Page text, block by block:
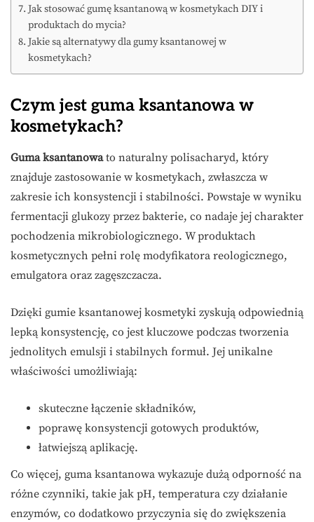
Jak stosować gumę ksantanową w kosmetykach DIY i
produktach do mycia?
Jakie są alternatywy dla gumy ksantanowej w
kosmetykach?
Czym jest guma ksantanowa w
kosmetykach?
Guma ksantanowato naturalny polisacharyd, który
znajduje zastosowanie w kosmetykach, zwłaszcza w
zakresie ich konsystencji i stabilności. Powstaje w wyniku
fermentacji glukozy przez bakterie, co nadaje jej charakter
pochodzenia mikrobiologicznego. W produktach
kosmetycznych pełni rolę modyfikatora reologicznego,
emulgatora oraz zagęszczacza.
Dzięki gumie ksantanowej kosmetyki zyskują odpowiednią
lepką konsystencję, co jest kluczowe podczas tworzenia
jednolitych emulsji i stabilnych formuł. Jej unikalne
właściwości umożliwiają:
skuteczne łączenie składników,
poprawę konsystencji gotowych produktów,
łatwiejszą aplikację.
Co więcej, guma ksantanowa wykazuje dużą odporność na
różne czynniki, takie jak pH, temperatura czy działanie
enzymów, co dodatkowo przyczynia się do zwiększenia